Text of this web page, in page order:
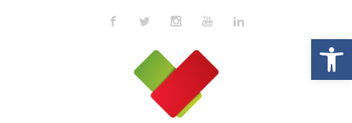
Skip to main content